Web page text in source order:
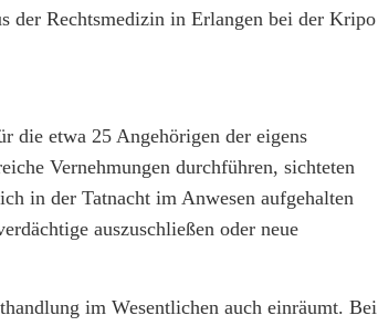
der Rechtsmedizin in Erlangen bei der Kripo
die etwa 25 Angehörigen der eigens
Vernehmungen durchführen, sichteten
in der Tatnacht im Anwesen aufgehalten
auszuschließen oder neue
im Wesentlichen auch einräumt. Bei